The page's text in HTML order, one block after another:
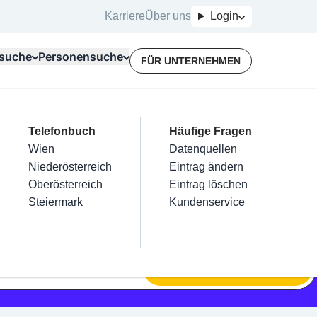
KarriereÜber uns Login
Kategorien
Friseur
Nägel
Haarentfernung
Make-Up
Für Unternehmer
Terminbuchung
Kostenlose Beratung
Top Branchen
Elektriker
Installateure
Maler & Lackierer
Branchen A-Z
Mein Firmeneintrag
Eintrag hinzufügen
Eintrag beanspruchen
Eintrag verwalten
Eintrag bewerben
Personensuche
Telefonbuch
Wien
Niederösterreich
Oberösterreich
Steiermark
Häufige Fragen
Datenquellen
Eintrag ändern
Eintrag löschen
Kundenservice
FÜR UNTERNEHMEN